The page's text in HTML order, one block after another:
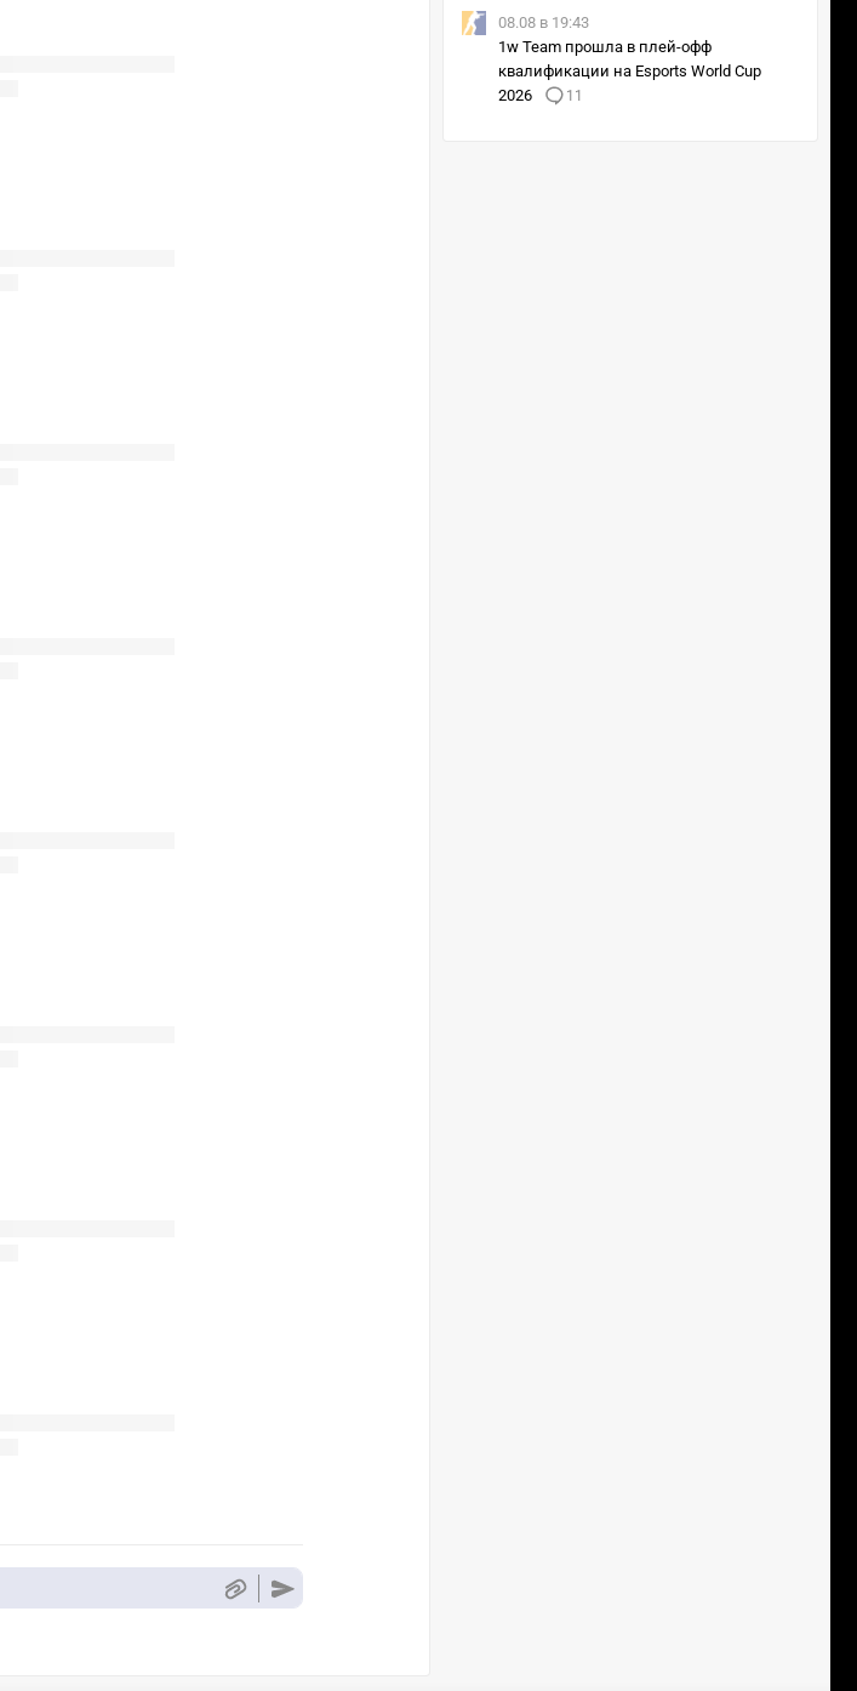
08.08 в 19:43
1w Team прошла в плей-офф
квалификации на Esports World Cup
2026
11